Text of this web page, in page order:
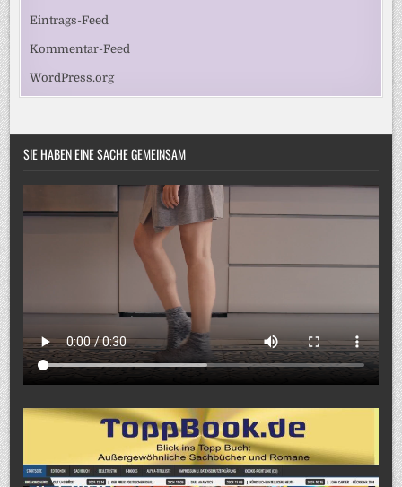
Eintrags-Feed
Kommentar-Feed
WordPress.org
SIE HABEN EINE SACHE GEMEINSAM